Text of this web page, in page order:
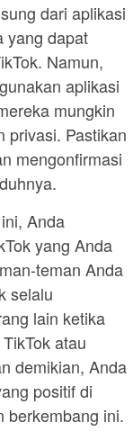
dari aplikasi
yang dapat
Namun,
aplikasi
mungkin
privasi. Pastikan
mengonfirmasi
Anda
yang Anda
teman Anda
selalu
lain ketika
atau
demikian, Anda
positif di
berkembang ini.